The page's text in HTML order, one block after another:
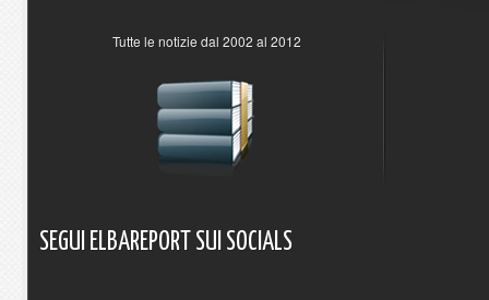
Tutte le notizie dal 2002 al 2012
SEGUI ELBAREPORT SUI SOCIALS